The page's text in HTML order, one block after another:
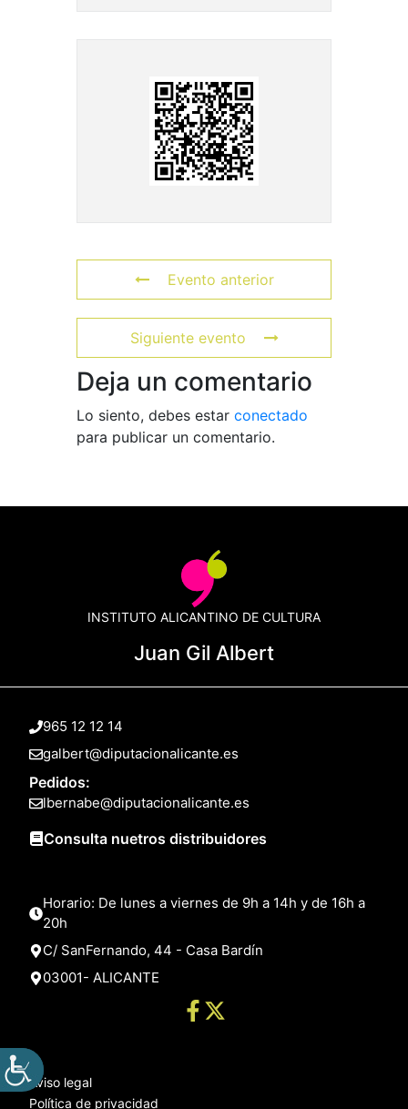
Evento anterior
Siguiente evento
Deja un comentario
Lo siento, debes estar conectado
para publicar un comentario.
INSTITUTO ALICANTINO DE CULTURA
Juan Gil Albert
965 12 12 14
galbert@diputacionalicante.es
Pedidos:
lbernabe@diputacionalicante.es
Consulta nuetros distribuidores
Horario: De lunes a viernes de 9h a 14h y de 16h a
20h
C/ SanFernando, 44 - Casa Bardín
03001- ALICANTE
Aviso legal
Política de privacidad